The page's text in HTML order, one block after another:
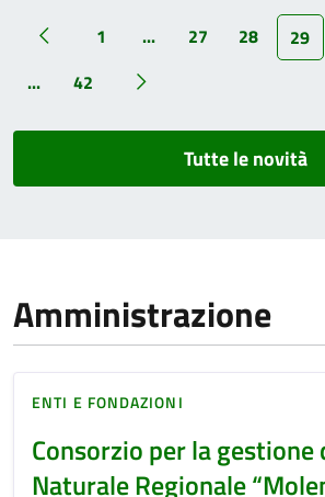
1 ... 27 28 29
...
42
Tutte le novità
Amministrazione
ENTI E FONDAZIONI
Consorzio per la gestione
Naturale Regionale